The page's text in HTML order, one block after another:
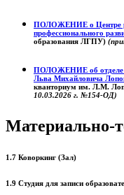
ПОЛОЖЕНИЕ о Центре
профессионального
образования ЛГПУ)
ПОЛОЖЕНИЕ об отделе
Льва Михайловича
кванториум им. Л.М.
10.03.2026 г. №154-ОД)
Материально-
1.7 Коворкинг (Зал)
1.9 Студия для записи